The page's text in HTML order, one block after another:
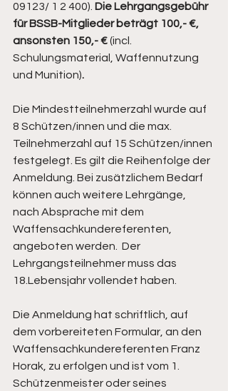
09123/ 1 2 400). Die Lehrgangsgebühr
für BSSB-Mitglieder beträgt 100,- €,
ansonsten 150,- € (incl.
Schulungsmaterial, Waffennutzung
und Munition).
Die Mindestteilnehmerzahl wurde auf
8 Schützen/innen und die max.
Teilnehmerzahl auf 15 Schützen/innen
festgelegt. Es gilt die Reihenfolge der
Anmeldung. Bei zusätzlichem Bedarf
können auch weitere Lehrgänge,
nach Absprache mit dem
Waffensachkundereferenten,
angeboten werden.  Der
Lehrgangsteilnehmer muss das
18.Lebensjahr vollendet haben.
Die Anmeldung hat schriftlich, auf
dem vorbereiteten Formular, an den
Waffensachkundereferenten Franz
Horak, zu erfolgen und ist vom 1.
Schützenmeister oder seines